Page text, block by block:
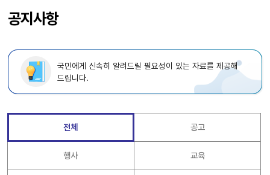
공지사항
국민에게 신속히 알려드릴 필요성이 있는 자료를 제공해
드립니다.
전체 공고
행사 교육